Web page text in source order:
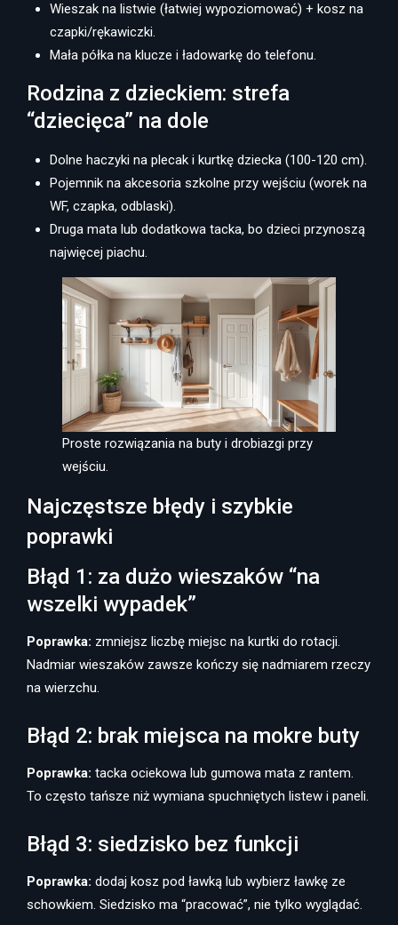
Wieszak na listwie (łatwiej wypoziomować) + kosz na
czapki/rękawiczki.
Mała półka na klucze i ładowarkę do telefonu.
Rodzina z dzieckiem: strefa
“dziecięca” na dole
Dolne haczyki na plecak i kurtkę dziecka (100-120 cm).
Pojemnik na akcesoria szkolne przy wejściu (worek na
WF, czapka, odblaski).
Druga mata lub dodatkowa tacka, bo dzieci przynoszą
najwięcej piachu.
Proste rozwiązania na buty i drobiazgi przy
wejściu.
Najczęstsze błędy i szybkie
poprawki
Błąd 1: za dużo wieszaków “na
wszelki wypadek”
Poprawka: zmniejsz liczbę miejsc na kurtki do rotacji.
Nadmiar wieszaków zawsze kończy się nadmiarem rzeczy
na wierzchu.
Błąd 2: brak miejsca na mokre buty
Poprawka: tacka ociekowa lub gumowa mata z rantem.
To często tańsze niż wymiana spuchniętych listew i paneli.
Błąd 3: siedzisko bez funkcji
Poprawka: dodaj kosz pod ławką lub wybierz ławkę ze
schowkiem. Siedzisko ma “pracować”, nie tylko wyglądać.